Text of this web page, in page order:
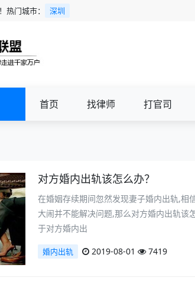
门城市： 深圳
首页 找律师 打官司
对方婚内出轨该怎么办？
在婚姻存续期间忽然发现妻子婚内出轨,相
大闹并不能解决问题,那么对方婚内出轨该
于对方婚内出
婚内出轨 2019-08-01 7419